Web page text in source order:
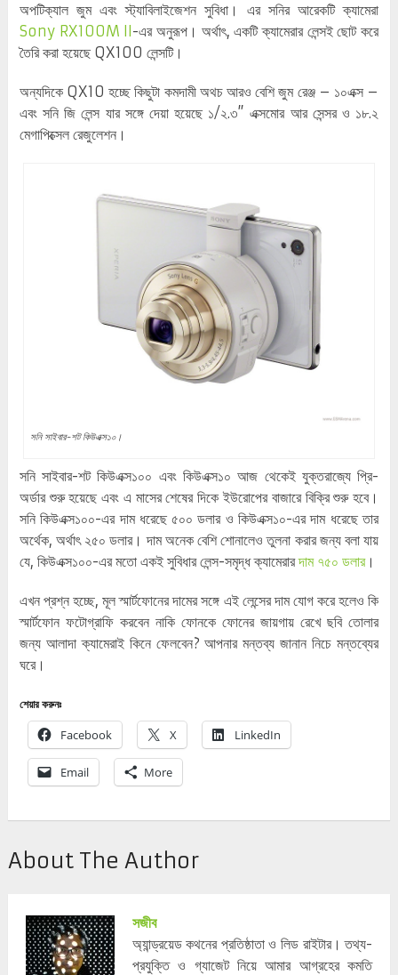
অপটিক্যাল জুম এবং স্ট্যাবিলাইজেশন সুবিধা। এর সনির আরেকটি ক্যামেরা
Sony RX100M II -এর অনুরূপ। অর্থাৎ, একটি ক্যামেরার লেন্সই ছোট করে
তৈরি করা হয়েছে QX100 লেন্সটি।
অন্যদিকে QX10 হচ্ছে কিছুটা কমদামী অথচ আরও বেশি জুম রেঞ্জ – ১০এক্স –
এবং সনি জি লেন্স যার সঙ্গে দেয়া হয়েছে ১/২.৩” এক্সমোর আর সেন্সর ও ১৮.২
মেগাপিক্সেল রেজুলেশন।
সনি সাইবার-শট কিউএক্স১০।
সনি সাইবার-শট কিউএক্স১০০ এবং কিউএক্স১০ আজ থেকেই যুক্তরাজ্যে প্রি-
অর্ডার শুরু হয়েছে এবং এ মাসের শেষের দিকে ইউরোপের বাজারে বিক্রি শুরু হবে।
সনি কিউএক্স১০০-এর দাম ধরেছে ৫০০ ডলার ও কিউএক্স১০-এর দাম ধরেছে তার
অর্থেক, অর্থাৎ ২৫০ ডলার। দাম অনেক বেশি শোনালেও তুলনা করার জন্য বলা যায়
যে, কিউএক্স১০০-এর মতো একই সুবিধার লেন্স-সমৃদ্ধ ক্যামেরারদাম ৭৫০ ডলার।
এখন প্রশ্ন হচ্ছে, মূল স্মার্টফোনের দামের সঙ্গে এই লেন্সের দাম যোগ করে হলেও কি
স্মার্টফোন ফটোগ্রাফি করবেন নাকি ফোনকে ফোনের জায়গায় রেখে ছবি তোলার
জন্য আলাদা ক্যামেরাই কিনে ফেলবেন? আপনার মন্তব্য জানান নিচে মন্তব্যের
ঘরে।
শেয়ার করুনঃ
Facebook X LinkedIn
Email More
About The Author
সজীব
অ্যান্ড্রয়েড কথনের প্রতিষ্ঠাতা ও লিড রাইটার। তথ্য-
প্রযুক্তি ও গ্যাজেট নিয়ে আমার আগ্রহের কমতি